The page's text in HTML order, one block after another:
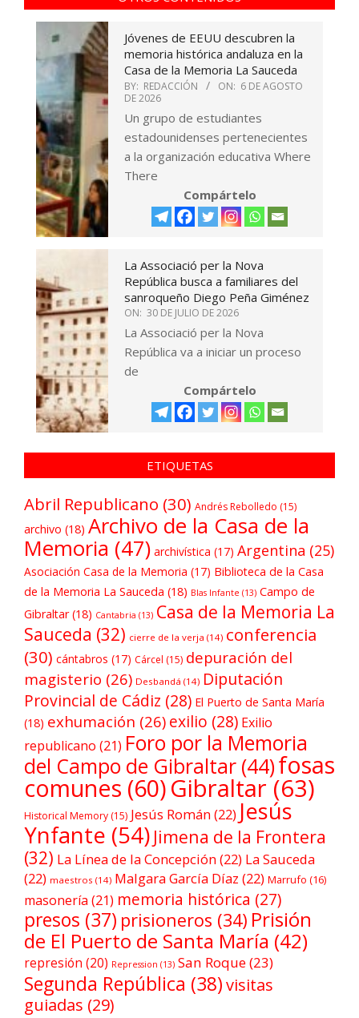
Jóvenes de EEUU descubren la
memoria histórica andaluza en la
Casa de la Memoria La Sauceda
BY: REDACCIÓN ON: 6 DE AGOSTO
DE 2026
Un grupo de estudiantes
estadounidenses pertenecientes
a la organización educativa Where
There
Compártelo
La Associació per la Nova
República busca a familiares del
sanroqueño Diego Peña Giménez
ON: 30 DE JULIO DE 2026
La Associació per la Nova
República va a iniciar un proceso
de
Compártelo
ETIQUETAS
Abril Republicano (30) Andrés Rebolledo (15)
archivo (18) Archivo de la Casa de la
Memoria (47) archivística (17) Argentina (25)
Asociación Casa de la Memoria (17) Biblioteca de la Casa
de la Memoria La Sauceda (18) Blas Infante (13) Campo de
Gibraltar(18) Cantabria (13) Casa de la Memoria La
Sauceda (32) cierre de la verja (14) conferencia
(30) cántabros (17) Cárcel (15) depuración del
magisterio (26) Desbandá (14) Diputación
Provincial de Cádiz (28) El Puerto de Santa María
(18) exhumación (26) exilio (28) Exilio
republicano (21) Foro por la Memoria
del Campo de Gibraltar (44)fosas
comunes (60)Gibraltar(63)
Historical Memory (15) Jesús Román(22) Jesús
Ynfante (54) Jimena de la Frontera
(32) La Línea de la Concepción(22) La Sauceda
(22) maestros (14) Malgara García Díaz (22) Marrufo (16)
masonería (21) memoria histórica (27)
presos (37) prisioneros (34) Prisión
de El Puerto de Santa María (42)
represión (20) Repression (13) San Roque(23)
Segunda República (38)visitas
guiadas (29)